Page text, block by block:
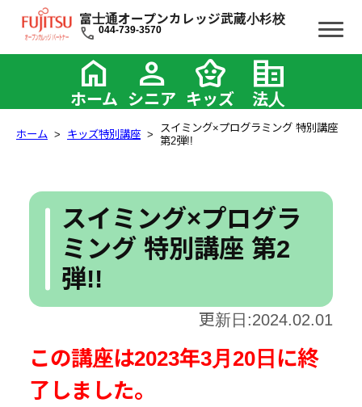
富士通オープンカレッジ武蔵小杉校
call 044-739-3570
home
ホーム
person
シニア
family_star
キッズ
corporate_fare
法人
ホーム キッズ特別講座
スイミング×プログラミング 特別講座
第2弾!!
スイミング×プログラ
ミング 特別講座 第2
弾!!
更新日:2024.02.01
この講座は2023年3月20日に終
了しました。